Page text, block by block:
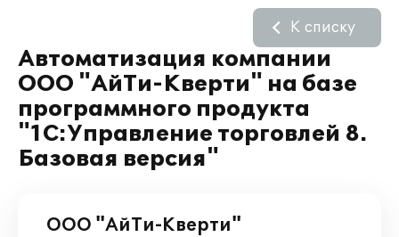
Автоматизация компании
ООО "АйТи-Кверти" на базе
программного продукта
"1С:Управление торговлей 8.
Базовая версия"
К списку
ООО "АйТи-Кверти"